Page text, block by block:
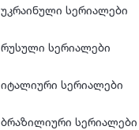
უკრაინული სერიალები
რუსული სერიალები
იტალიური სერიალები
ბრაზილიური სერიალები